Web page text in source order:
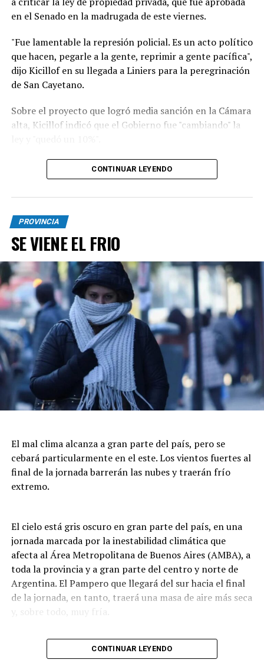
en el Senado en la madrugada de este viernes.
"Fue lamentable la represión policial. Es un acto político
que hacen, pegarle a la gente, reprimir a gente pacífica",
dijo Kicillof en su llegada a Liniers para la peregrinación
de San Cayetano.
Sobre el proyecto que logró media sanción en la Cámara
alta, Kicillof indicó que el Gobierno fue "cambiando" la
"Es un Gobierno que no escucha y quiere anotarse
triunfos. Hay que defender la soberanía, no pueden
"No venimos a tener ningún protagonismo, es un día de
fe, la idea no es partidizar, vengo a acompañar a un
pueblo que está sufriendo”.
CONTINUAR LEYENDO
PROVINCIA
SE VIENE EL FRIO
El mal clima alcanza a gran parte del país, pero se
cebará particularmente en el este. Los vientos fuertes al
final de la jornada barrerán las nubes y traerán frío
extremo.
El cielo está gris oscuro en gran parte del país, en una
jornada marcada por la inestabilidad climática que
afecta al Área Metropolitana de Buenos Aires (AMBA), a
toda la provincia y a gran parte del centro y norte de
Argentina. El Pampero que llegará del sur hacia el final
de la jornada, en tanto, traerá una masa de aire más seca
y, sobre todo, muy fría.
El Servicio Meteorológico Nacional (SMN) emitió este
CONTINUAR LEYENDO